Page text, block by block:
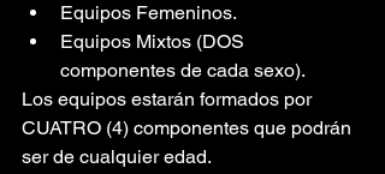
Equipos Femeninos.
Equipos Mixtos (DOS
componentes de cada sexo).
Los equipos estarán formados por
CUATRO (4) componentes que podrán
ser de cualquier edad.